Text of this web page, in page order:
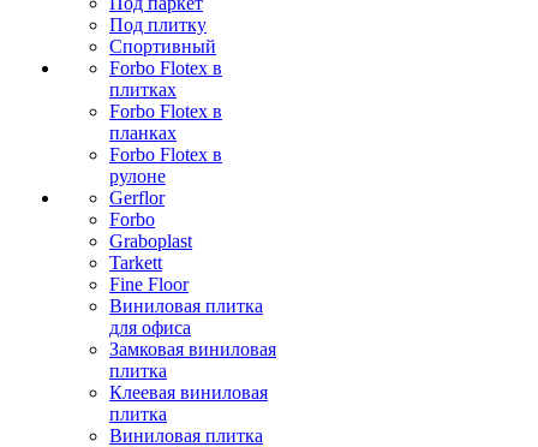
Под плитку
Спортивный
Forbo Flotex в
плитках
Forbo Flotex в
планках
Forbo Flotex в
рулоне
Gerflor
Forbo
Graboplast
Tarkett
Fine Floor
Виниловая плитка
для офиса
Замковая виниловая
плитка
Клеевая виниловая
плитка
Виниловая плитка